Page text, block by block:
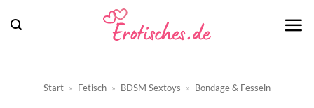
Inhalt
Start » Fetisch » BDSM Sextoys » Bondage & Fesseln